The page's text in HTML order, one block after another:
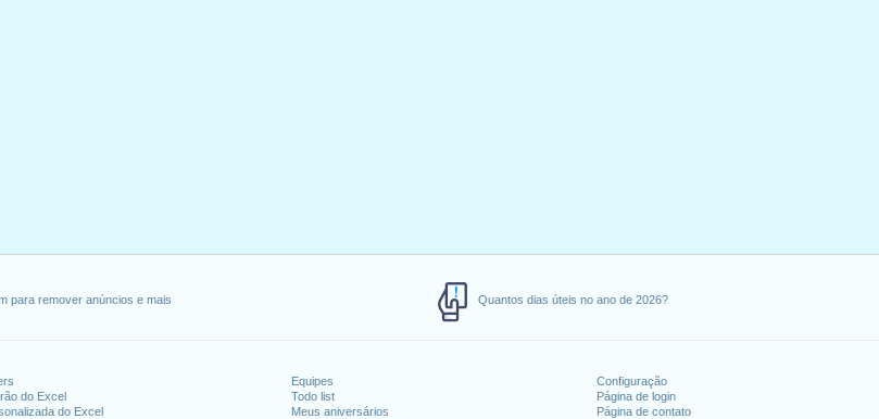
para remover anúncios e mais Quantos dias úteis no ano de 2026?
do Excel
do Excel
Equipes
Todo list
Meus aniversários
Configuração
Página de login
Página de contato